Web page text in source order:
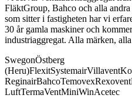
FläktGroup, Bahco och alla
som sitter i fastigheten har vi
30 år gamla maskiner och
industriaggregat. Alla märken,
SwegonÖstberg
(Heru)FlexitSystemairVillavent
ReginairBahcoTemovexRexovent
LuftTermaVentMiniWinAcetec